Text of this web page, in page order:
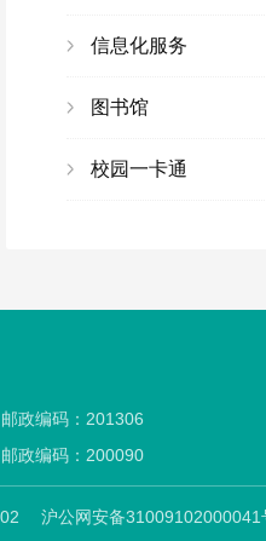
信息化服务
图书馆
校园一卡通
邮政编码：201306
邮政编码：200090
沪公网安备31009102000041